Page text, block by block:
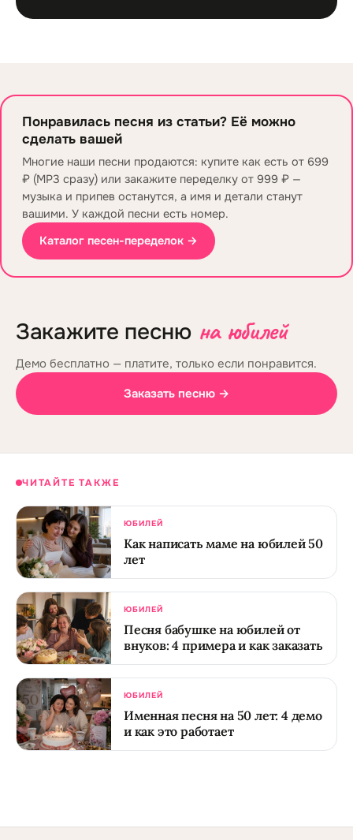
Понравилась песня из статьи? Её можно
сделать вашей
Многие наши песни продаются: купите как есть от 699
₽ (MP3 сразу) или закажите переделку от 999 ₽ —
музыка и припев останутся, а имя и детали станут
вашими. У каждой песни есть номер.
Каталог песен-переделок →
Закажите песню на юбилей
Демо бесплатно — платите, только если понравится.
Заказать песню →
ЧИТАЙТЕ ТАКЖЕ
ЮБИЛЕЙ
Как написать маме на юбилей 50
лет
ЮБИЛЕЙ
Песня бабушке на юбилей от
внуков: 4 примера и как заказать
ЮБИЛЕЙ
Именная песня на 50 лет: 4 демо
и как это работает